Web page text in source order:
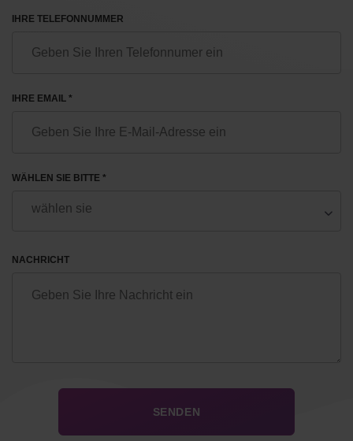
IHRE TELEFONNUMMER
IHRE EMAIL *
WÄHLEN SIE BITTE *
NACHRICHT